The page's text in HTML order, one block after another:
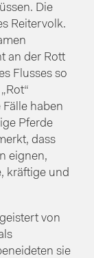
Die
Reitervolk.
an der Rott
Flusses so
haben
Pferde
dass
eignen,
kräftige und
von
sie